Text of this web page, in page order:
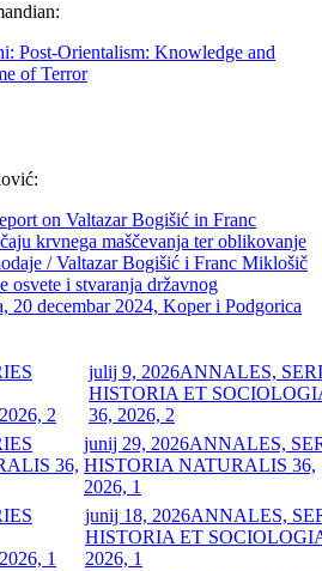
Post-Orientalism: Knowledge and
of Terror
on Valtazar Bogišić in Franc
krvnega maščevanja ter oblikovanje
/ Valtazar Bogišić i Franc Miklošič
osvete i stvaranja državnog
20 decembar 2024, Koper i Podgorica
julij 9, 2026ANNALES,
HISTORIA ET
36, 2026, 2
junij 29, 2026ANNALES,
HISTORIA NATURALIS 36,
2026, 1
junij 18, 2026ANNALES,
HISTORIA ET
2026, 1